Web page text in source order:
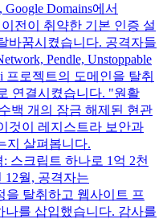
Google Domains에서
이전이 취약한 기본 인증 설
바꿈시켰습니다. 공격자들
Pendle, Unstoppable
프로젝트의 도메인을 탈취
연결시켰습니다. "원활
백 개의 잠금 해제된 현관
것이 레지스트라 보안과
지 살펴봅니다.
스크립트 하나로 1억 2천
12월, 공격자는
을 탈취하고 웹사이트 프
를 삽입했습니다. 감사를